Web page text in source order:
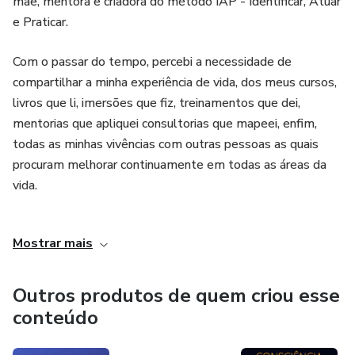
exclusivos:
aprofundar seu autoconhecimento.
- Os slides e texto base das aulas completos, para você
revisar o conteúdo sempre que precisar.
- Um material bônus sobre Resiliência na Prática, essencial
para fortalecer sua capacidade de adaptação e superar
- Guia com ferramentas Práticas de Autocuidado
Não espere mais, o momento de transformar é AGORA!
e Praticar.
Com o passar do tempo, percebi a necessidade de
compartilhar a minha experiência de vida, dos meus cursos,
livros que li, imersões que fiz, treinamentos que dei,
mentorias que apliquei consultorias que mapeei, enfim,
todas as minhas vivências com outras pessoas as quais
procuram melhorar continuamente em todas as áreas da
vida.
obtermos resultados diferentes e é isso que eu pretendo
Técnicas e métodos os quais fizeram muito sentido para
mim e me ajudaram a melhorar, dia após dia, com a
aplicação e conscientização do que as sincronicidades da
Mostrar mais
Outros produtos de quem criou esse
conteúdo